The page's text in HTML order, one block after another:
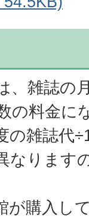
、雑誌の
の料金に
の雑誌代
なります
が購入し